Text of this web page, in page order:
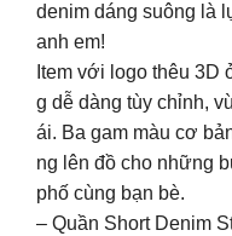
denim dáng suông là
anh em!
Item với logo thêu 3D
g dễ dàng tùy chỉnh,
ái. Ba gam màu cơ
ng lên đồ cho những
phố cùng bạn bè.
– Quần Short Denim